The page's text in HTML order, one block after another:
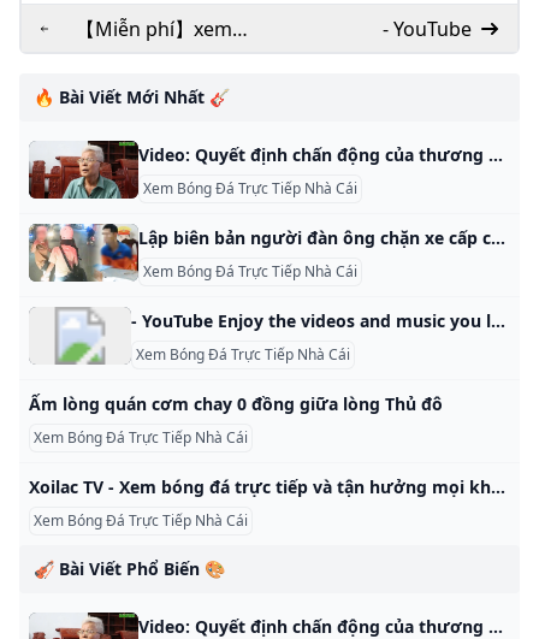
【Miễn phí】xem
bóng đá trực tiếp
trên điện thoại
- YouTube
🔥 Bài Viết Mới Nhất 🎸
Video: Quyết định chấn động của thương binh nặng sau hành động của Thủ tướng Báo Dân trí Bị mất 81% sức khỏe, nhưng mới đây thương binh Phạm Trọng Song (SN 1956, xóm 9, xã Nghi Phong, huyện Nghi Lộc, tỉnh Nghệ An) đã hoàn tất thủ tục đăng ký hiến mô, tạng. - Dân trí TV Bị mất 81% sức khỏe, nhưng mới đây thương binh Phạm Trọng Song (SN 1956, xóm 9, xã Nghi Phong, huyện Nghi Lộc, tỉnh Nghệ An) đã hoàn tất thủ tục đăng ký hiến mô, tạng.
Xem Bóng Đá Trực Tiếp Nhà Cái
Lập biên bản người đàn ông chặn xe cấp cứu đang làm nhiệm vụ ở Tân Bình - Tuổi Trẻ Online Video clip Lập biên bản người đàn ông chặn xe cấp cứu đang làm nhiệm vụ ở Tân Bình của Tuổi Trẻ Video Online. Xem Lập biên bản người đàn ông chặn xe cấp cứu đang làm nhiệm vụ ở Tân Bình chất lượng cao và nhanh nhất. 000Video hay? Tặng sao cho Tuổi Trẻ Bình luận (0) Tặng sao x1 x5 x10 Hoặc nhập số sao Bạn đang có 0 sao
Xem Bóng Đá Trực Tiếp Nhà Cái
- YouTube Enjoy the videos and music you love, upload original content, and share it all with friends, family, and the world on YouTube.
Xem Bóng Đá Trực Tiếp Nhà Cái
Ấm lòng quán cơm chay 0 đồng giữa lòng Thủ đô
Xem Bóng Đá Trực Tiếp Nhà Cái
Xoilac TV - Xem bóng đá trực tiếp và tận hưởng mọi khoảnh khắc - AnonyViet byLan NgọcinTrade Reading Time: 9 mins read AAAAReset 0 Xôi Lạc TV là một trang web coi bóng đá trực tuyến chất lượng cao hoàn toàn miễn phí. Với chất lượng hình ảnh, video cực kỳ sắc nét và chân thực, bạn sẽ được trải nghiệm những giây phút thăng hoa và tuyệt vời khi theo dõi các trận đấu bóng đá. Các bài viết liên quan Hướng dẫn tắt Meta AI trên Facebook, Instagram 2025 12/01/2025
Xem Bóng Đá Trực Tiếp Nhà Cái
🎻 Bài Viết Phổ Biến 🎨
Video: Quyết định chấn động của thương binh nặng sau hành động của Thủ tướng Báo Dân trí Bị mất 81% sức khỏe, nhưng mới đây thương binh Phạm Trọng Song (SN 1956, xóm 9, xã Nghi Phong, huyện Nghi Lộc, tỉnh Nghệ An) đã hoàn tất thủ tục đăng ký hiến mô, tạng. - Dân trí TV Bị mất 81% sức khỏe, nhưng mới đây thương binh Phạm Trọng Song (SN 1956, xóm 9, xã Nghi Phong, huyện Nghi Lộc, tỉnh Nghệ An) đã hoàn tất thủ tục đăng ký hiến mô, tạng.